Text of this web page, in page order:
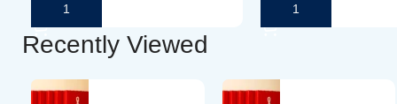
Добавяне В Количката Добавяне В Количката
Recently Viewed